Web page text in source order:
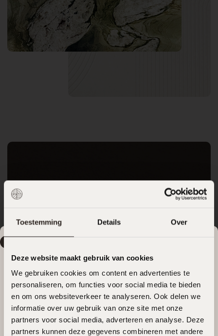
Toestemming Details Over
Deze website maakt gebruik van cookies
We gebruiken cookies om content en advertenties te
personaliseren, om functies voor social media te bieden
en om ons websiteverkeer te analyseren. Ook delen we
informatie over uw gebruik van onze site met onze
partners voor social media, adverteren en analyse. Deze
partners kunnen deze gegevens combineren met andere
Tijdloos design en de
Ontdek Eikmeester in onze fonkelnieuwe 400m2
inspireren door de tijdloze elegantie van onze
Plan een afspraak
Zomervakantie
Van22 juli t/m 17 augustusgenieten wij van onze
zomervakantie. Willen jullie na de zomer aan de slag met
jullienieuwe keuken?
Plan dan alvast eenvoudig een afspraak voor na onze
vakantie.